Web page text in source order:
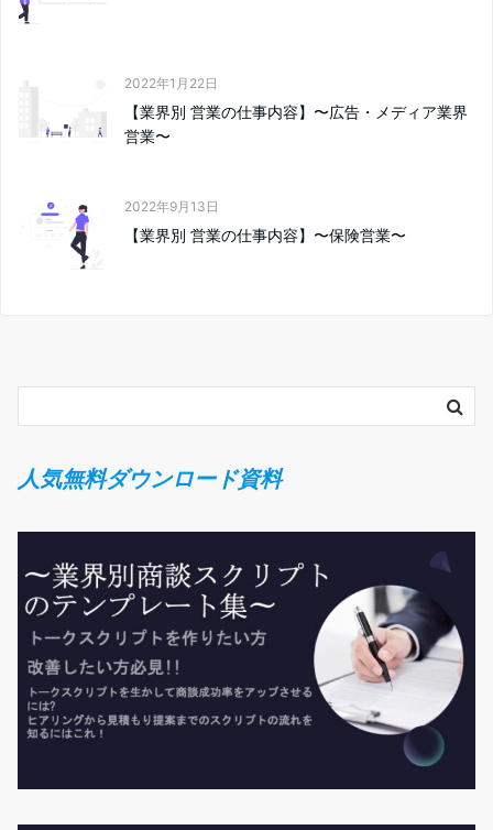
2022年1月22日
【業界別 営業の仕事内容】〜広告・メディア業界
営業〜
2022年9月13日
【業界別 営業の仕事内容】〜保険営業〜
人気無料ダウンロード資料